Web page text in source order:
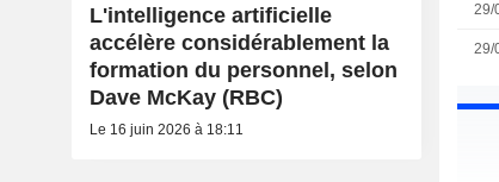
29/
29/
L'intelligence artificielle
accélère considérablement la
formation du personnel, selon
Dave McKay (RBC)
Le 16 juin 2026 à 18:11